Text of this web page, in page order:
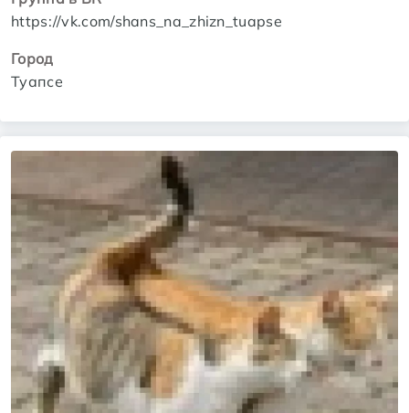
https://vk.com/shans_na_zhizn_tuapse
Город
Туапсе